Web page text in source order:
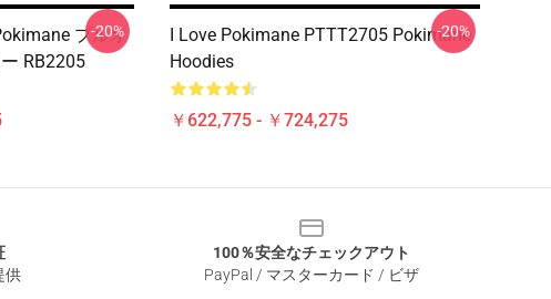
プルオ
RB2205
-20%
I Love Pokimane PTTT2705 Pokimane
Hoodies
￥622,775 - ￥724,275
-20%
供
100％安全なチェックアウト
PayPal / マスターカード / ビザ